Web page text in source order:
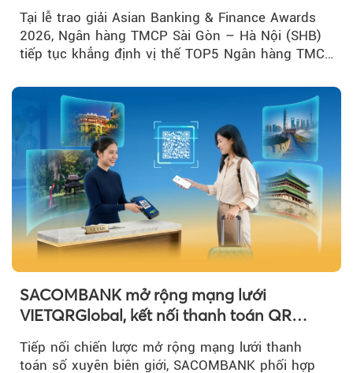
Tại lễ trao giải Asian Banking & Finance Awards
2026, Ngân hàng TMCP Sài Gòn – Hà Nội (SHB)
tiếp tục khẳng định vị thế TOP5 Ngân hàng TMCP
SACOMBANK mở rộng mạng lưới
VIETQRGlobal, kết nối thanh toán QR
Tiếp nối chiến lược mở rộng mạng lưới thanh
toán số xuyên biên giới, SACOMBANK phối hợp